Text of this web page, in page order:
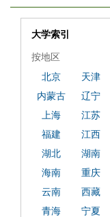
大学索引
按地区
北京
天津
内蒙古
辽宁
上海
江苏
福建
江西
湖北
湖南
海南
重庆
云南
西藏
青海
宁夏